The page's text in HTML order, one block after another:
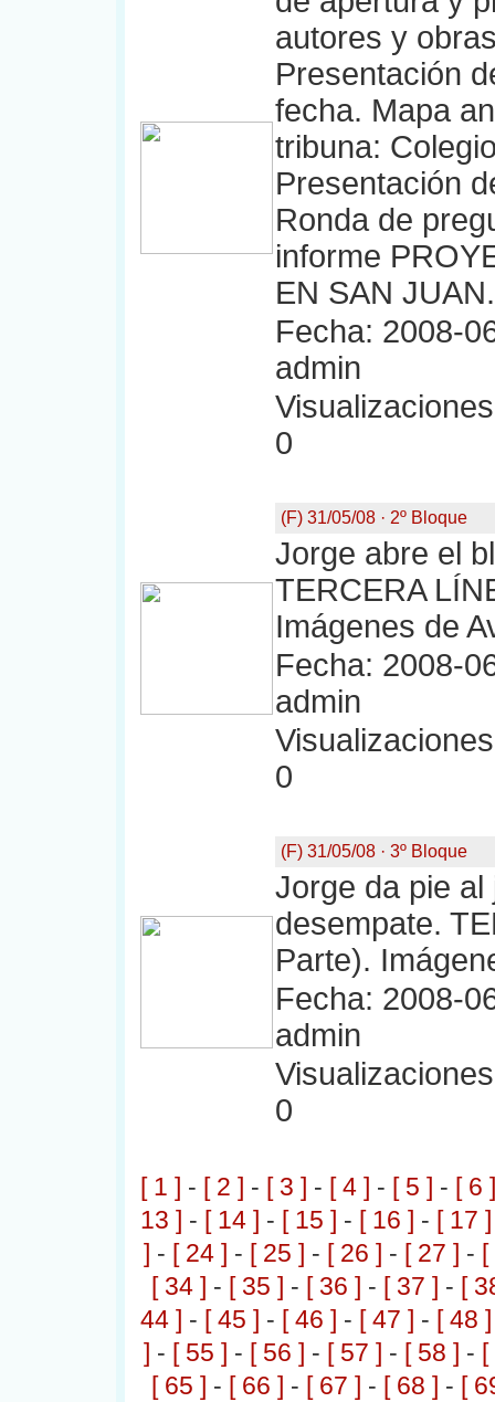
autores y
Presentación
fecha. Mapa
tribuna:
Presentación
Ronda de
informe
EN SAN
Fecha: 2008-
admin
0
(F) 31/05/08 · 2º Bloque
Jorge abre el
TERCERA
Imágenes de
Fecha: 2008-
admin
0
(F) 31/05/08 · 3º Bloque
Jorge da pie
desempate.
Parte).
Fecha: 2008-
admin
0
[ 1 ] - [ 2 ] - [ 3 ] - [ 4 ] - [ 5 ] - [ 6 ]
13 ] - [ 14 ] - [ 15 ] - [ 16 ] - [ 17 ]
] - [ 24 ] - [ 25 ] - [ 26 ] - [ 27 ] - [
[ 34 ] - [ 35 ] - [ 36 ] - [ 37 ] - [
44 ] - [ 45 ] - [ 46 ] - [ 47 ] - [ 48 ]
] - [ 55 ] - [ 56 ] - [ 57 ] - [ 58 ] - [
[ 65 ] - [ 66 ] - [ 67 ] - [ 68 ] - [